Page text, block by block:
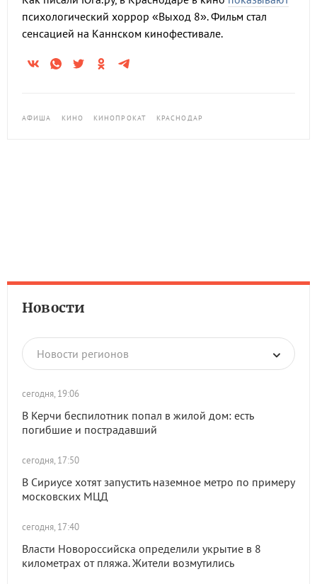
психологический хоррор «Выход 8». Фильм стал
сенсацией на Каннском кинофестивале.
АФИША КИНО КИНОПРОКАТ КРАСНОДАР
Новости
Новости регионов
сегодня, 19:06
В Керчи беспилотник попал в жилой дом: есть
погибшие и пострадавший
сегодня, 17:50
В Сириусе хотят запустить наземное метро по примеру
московских МЦД
сегодня, 17:40
Власти Новороссийска определили укрытие в 8
километрах от пляжа. Жители возмутились